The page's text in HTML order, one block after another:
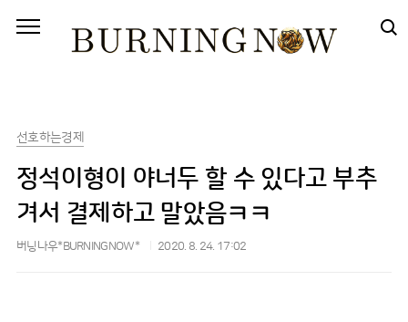
선호하는경제
정석이형이 야너두 할 수 있다고 부추
겨서 결제하고 말았음ㅋㅋ
버닝나우*BURNINGNOW* 2020. 8. 24. 17:02